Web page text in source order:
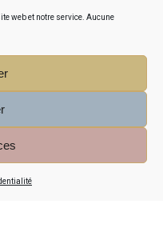
web et notre service. Aucune
Noël